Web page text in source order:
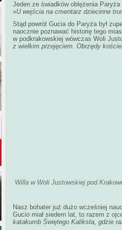
Jeden ze świadków oblężenia
»U wejścia na cmentarz dziecinne
Stąd powrót Gucia do Paryża był
naocznie poznawać historię tego
w podkrakowskiej wówczas Woli
z wielkim przejęciem. Obrzędy
Willa w Woli Justowskiej pod
Nasz bohater już dużo wcześniej
Gucio miał siedem lat, to razem z
katakumb Świętego Kaliksta, gdzie